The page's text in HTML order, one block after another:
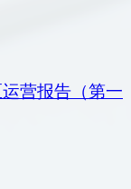
营报告（第一